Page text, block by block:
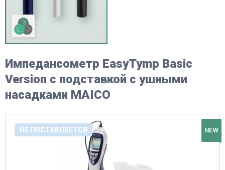
Импедансометр EasyTymp Basic
Version с подставкой с ушными
насадками MAICO
НЕ ПОСТАВЛЯЕТСЯ NEW